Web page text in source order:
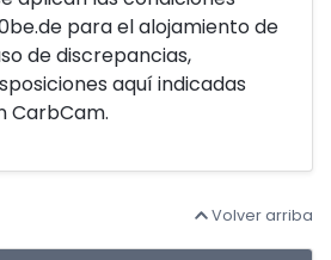
para el alojamiento de
de discrepancias,
aquí indicadas
CarbCam.
Volver arriba